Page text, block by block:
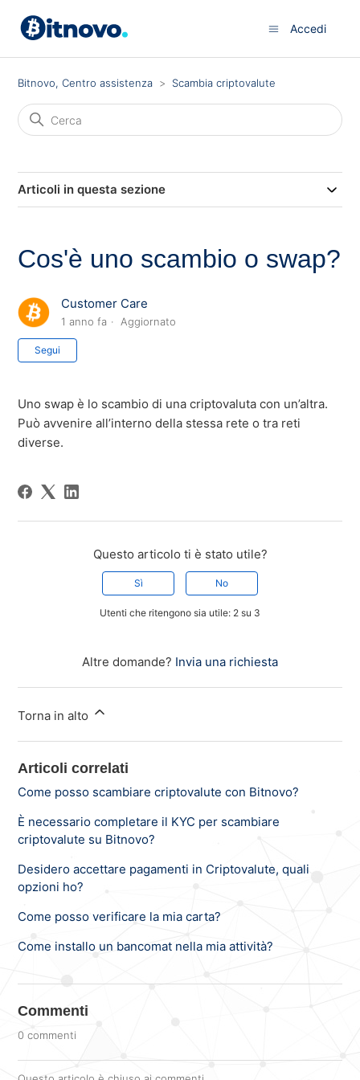
Accedi
Bitnovo, Centro assistenza Scambia criptovalute
Articoli in questa sezione
Cos'è uno scambio o swap?
Customer Care
1 anno fa Aggiornato
Segui
Uno swap è lo scambio di una criptovaluta con un’altra.
Può avvenire all’interno della stessa rete o tra reti
diverse.
Questo articolo ti è stato utile?
Sì No
Utenti che ritengono sia utile: 2 su 3
Altre domande? Invia una richiesta
Torna in alto
Articoli correlati
Come posso scambiare criptovalute con Bitnovo?
È necessario completare il KYC per scambiare
criptovalute su Bitnovo?
Desidero accettare pagamenti in Criptovalute, quali
opzioni ho?
Come posso verificare la mia carta?
Come installo un bancomat nella mia attività?
Commenti
0 commenti